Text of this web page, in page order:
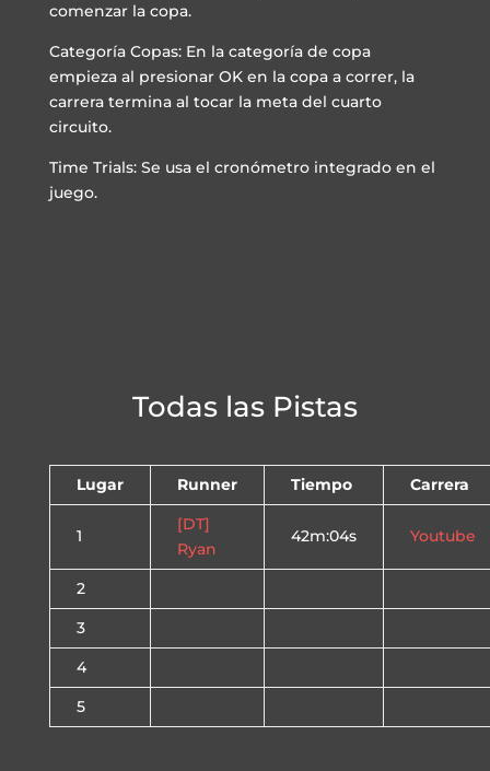
comenzar la copa.
Categoría Copas: En la categoría de copa
empieza al presionar OK en la copa a correr, la
carrera termina al tocar la meta del cuarto
circuito.
Time Trials: Se usa el cronómetro integrado en el
juego.
Todas las Pistas
Lugar Runner Tiempo Carrera
1
[DT]
Ryan
42m:04s Youtube
2
3
4
5